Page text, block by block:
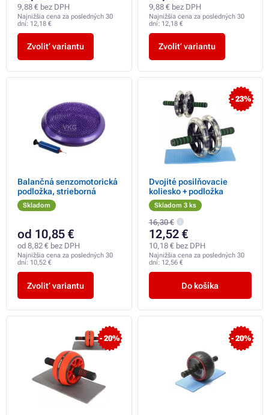
9,88 € bez DPH
Najnižšia cena za posledných 30
dní: 12,18 €
Zvoliť variantu
9,88 € bez DPH
Najnižšia cena za posledných 30
dní: 12,18 €
Zvoliť variantu
Balančná senzomotorická
podložka, strieborná
Skladom
od 10,85 €
od 8,82 € bez DPH
Najnižšia cena za posledných 30
dní: 10,52 €
Zvoliť variantu
- 23%
Dvojité posilňovacie
koliesko + podložka
Skladom 3 ks
16,30 €
12,52 €
10,18 € bez DPH
Najnižšia cena za posledných 30
dní: 12,56 €
Do košíka
- 20% - 20%